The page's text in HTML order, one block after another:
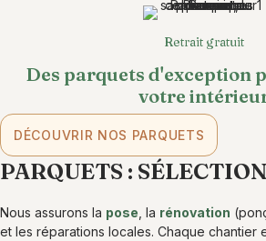
Retrait gratuit
Des parquets d'exception
votre
DÉCOUVRIR NOS PARQUETS
PARQUETS :
Nous assurons la pose , la rénovation
et les réparations locales. Chaque chantier